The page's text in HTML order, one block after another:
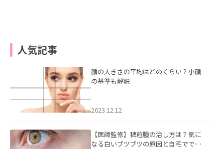
人気記事
顔の大きさの平均はどのくらい？小顔
の基準も解説
2023.12.12
【医師監修】稗粒腫の治し方は？気に
なる白いブツブツの原因と自宅ででき